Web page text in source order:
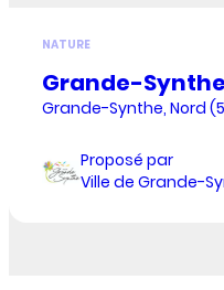
NATURE
Grande-
Grande-Synthe, Nord
Proposé par
Ville de Grande-